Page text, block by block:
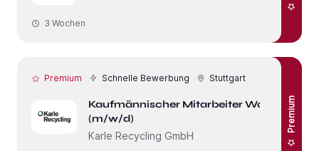
3 Wochen
Premium Schnelle Bewerbung Stuttgart
Kaufmännischer Mitarbeiter Waage
(m⁠/⁠w⁠/⁠d)
Karle Recycling GmbH
Premium